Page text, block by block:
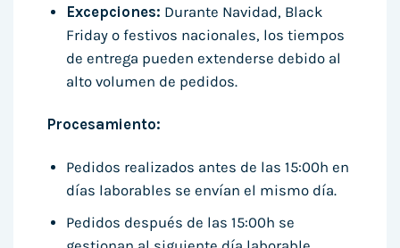
Excepciones: Durante Navidad, Black
Friday o festivos nacionales, los tiempos
de entrega pueden extenderse debido al
alto volumen de pedidos.
Procesamiento:
Pedidos realizados antes de las 15:00h en
días laborables se envían el mismo día.
Pedidos después de las 15:00h se